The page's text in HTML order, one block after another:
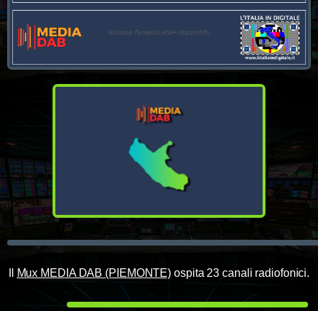
Mux MEDIA DAB (PIEMONTE) ospita 23 canali radiofonici.